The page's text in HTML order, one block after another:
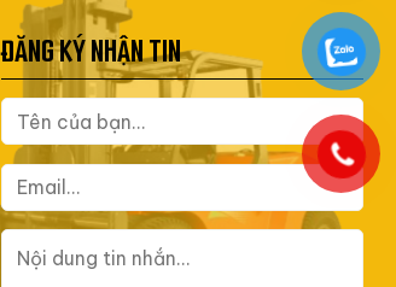
ĐĂNG KÝ NHẬN TIN